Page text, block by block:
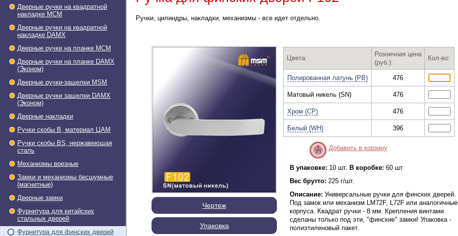
Дверные ручки на квадратной
накладке МСМ
Дверные ручки на квадратной
накладке DAMX
Дверные ручки на планке МСМ
Дверные ручки на планке DAMX
(Эконом)
Дверные ручки-защелки МSМ
Дверные ручки защелки DAMX
(Эконом)
Дверные накладки
Ручки скобы В, материал ЦАМ
Ручки скобы BS, нержавеющая
сталь
Механизмы врезные
Замки и механизмы бесшумные
(магнитные)
Дверные замки
Фурнитура для китайских
стальных дверей
Фурнитура для финских дверей
Ручки, цилиндры, накладки, механизмы - все идет отдельно.
Чертеж
Упаковка
Цвета:
Розничная цена
(руб.):
Кол-во:
Полированная латунь (PB) 476
Матовый никель (SN) 476
Хром (CP) 476
Белый (WH) 396
Добавить в корзину
В упаковке: 10 шт. В коробке: 60 шт.
Вес брутто: 225 г/шт.
Описание: Универсальные ручки для финских дверей.
Под замок или механизм LM72F, L72F или аналогичные
корпуса. Квадрат ручки - 8 мм. Крепления винтами
сделаны только под эти, "финские" замки! Упаковка -
полиэтиленовый пакет.